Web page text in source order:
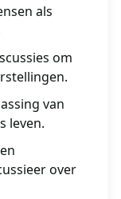
als
om
van
leven.
over